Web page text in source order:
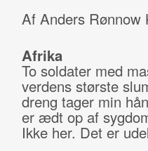
Af Anders Rønnow
Afrika
To soldater med
verdens største
dreng tager min
er ædt op af
Ikke her. Det er